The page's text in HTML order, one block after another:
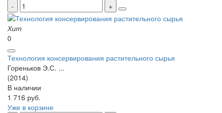
Хит
0
Технология консервирования растительного сырья
Гореньков Э.С. ...
(2014)
В наличии
1 716 руб.
Уже в корзине